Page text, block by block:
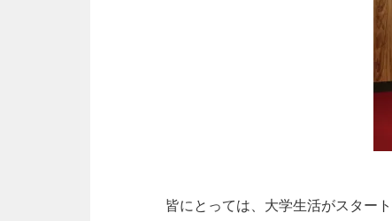
皆にとっては、大学生活がスター